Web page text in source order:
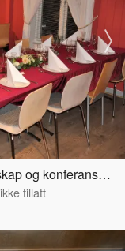
Grendehuset i Korsgata 16, Oslo - Selskap og konferanselokale
tillatt